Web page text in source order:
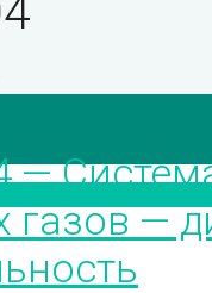
—
газов —